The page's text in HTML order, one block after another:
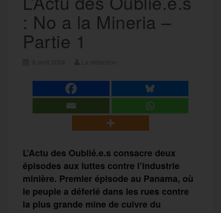
: No a la Mineria –
Partie 1
L’Actu des Oublié.e.s consacre deux
épisodes aux luttes contre l’industrie
minière. Premier épisode au Panama, où
le peuple a déferlé dans les rues contre
la plus grande mine de cuivre du